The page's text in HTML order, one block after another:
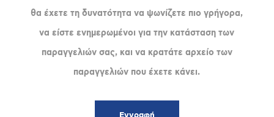
θα έχετε τη δυνατότητα να ψωνίζετε πιο γρήγορα,
να είστε ενημερωμένοι για την κατάσταση των
παραγγελιών σας, και να κρατάτε αρχείο των
παραγγελιών που έχετε κάνει.